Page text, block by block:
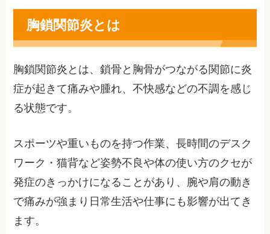
胸鎖関節炎とは
胸鎖関節炎とは、鎖骨と胸骨がつながる関節に炎
症が起きて痛みや腫れ、不快感などの不調を感じ
る状態です。
スポーツや重いものを持つ作業、長時間のデスク
ワーク・猫背など姿勢不良や体の使い方のクセが
発症のきっかけになることがあり、腕や肩の動き
で痛みが強まり日常生活や仕事にも影響が出てき
ます。